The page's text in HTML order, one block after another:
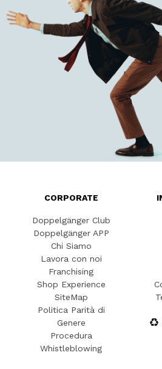
CORPORATE
Doppelgänger Club
Doppelgänger APP
Chi Siamo
Lavora con noi
Franchising
Shop Experience
SiteMap
Politica Parità di
Genere
Procedura
Whistleblowing